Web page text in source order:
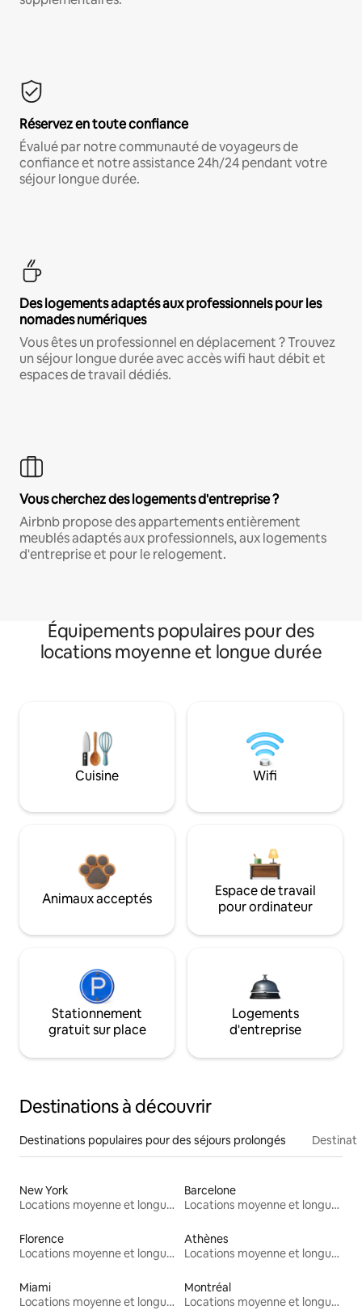
Réservez en toute confiance
Évalué par notre communauté de voyageurs de
confiance et notre assistance 24h/24 pendant votre
séjour longue durée.
Des logements adaptés aux professionnels pour les
nomades numériques
Vous êtes un professionnel en déplacement ? Trouvez
un séjour longue durée avec accès wifi haut débit et
espaces de travail dédiés.
Vous cherchez des logements d'entreprise ?
Airbnb propose des appartements entièrement
meublés adaptés aux professionnels, aux logements
d'entreprise et pour le relogement.
Équipements populaires pour des
locations moyenne et longue durée
Cuisine Wifi
Animaux acceptés
Espace de travail
pour ordinateur
Stationnement
gratuit sur place
Logements
d'entreprise
Destinations à découvrir
Destinations populaires pour des séjours prolongés
New York
Locations moyenne et longue durée
Barcelone
Locations moyenne et longue durée
Florence
Locations moyenne et longue durée
Athènes
Locations moyenne et longue durée
Miami
Locations moyenne et longue durée
Montréal
Locations moyenne et longue durée